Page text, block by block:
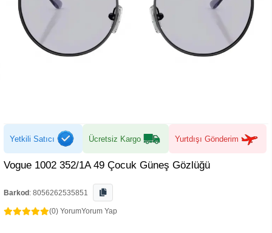
Yetkili Satıcı Ücretsiz Kargo Yurtdışı Gönderim
Vogue 1002 352/1A 49 Çocuk Güneş Gözlüğü
Barkod : 8056262535851
(0) YorumYorum Yap